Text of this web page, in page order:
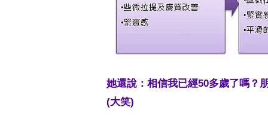
她還說：相信我已經50多歲了嗎？
(大笑)